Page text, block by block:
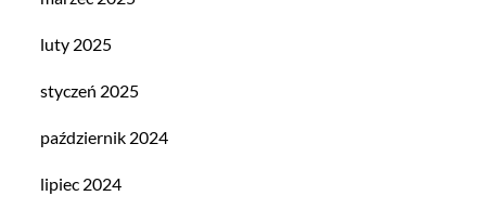
luty 2025
styczeń 2025
październik 2024
lipiec 2024